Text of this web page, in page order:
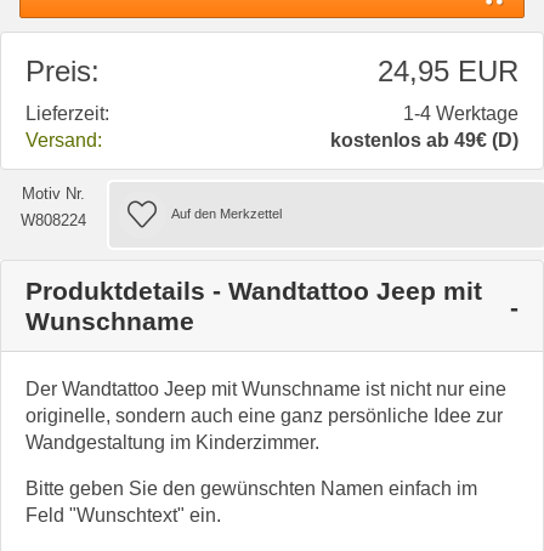
Preis: 24,95 EUR
Lieferzeit:
1-4 Werktage
Versand:
kostenlos ab 49€ (D)
Motiv Nr.
W808224
Produktdetails - Wandtattoo Jeep mit
Wunschname
Der Wandtattoo Jeep mit Wunschname ist nicht nur eine
originelle, sondern auch eine ganz persönliche Idee zur
Wandgestaltung im Kinderzimmer.
Bitte geben Sie den gewünschten Namen einfach im
Feld "Wunschtext" ein.